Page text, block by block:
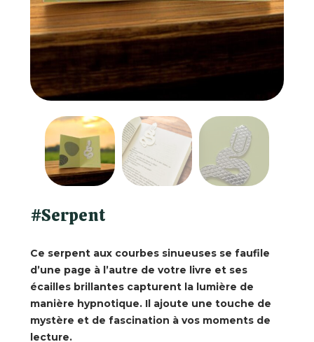
#Serpent
Ce serpent aux courbes sinueuses se faufile
d’une page à l’autre de votre livre et ses
écailles brillantes capturent la lumière de
manière hypnotique. Il ajoute une touche de
mystère et de fascination à vos moments de
lecture.